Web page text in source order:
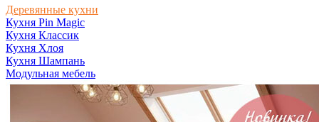
Деревянные кухни
Кухня Pin Magic
Кухня Классик
Кухня Хлоя
Кухня Шампань
Модульная мебель